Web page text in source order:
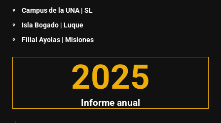
Campus de la UNA | SL
Isla Bogado | Luque
Filial Ayolas | Misiones
Informe anual
2025